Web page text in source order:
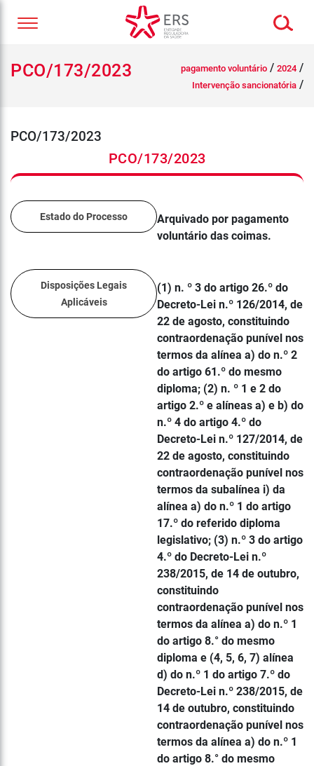
PCO/173/2023 pagamento voluntário / 2024 /
Intervenção sancionatória /
PCO/173/2023
PCO/173/2023
Estado do Processo
Arquivado por pagamento
voluntário das coimas.
Disposições Legais
Aplicáveis
(1) n. º 3 do artigo 26.º do
Decreto-Lei n.º 126/2014, de
22 de agosto, constituindo
contraordenação punível nos
termos da alínea a) do n.º 2
do artigo 61.º do mesmo
diploma; (2) n. º 1 e 2 do
artigo 2.º e alíneas a) e b) do
n.º 4 do artigo 4.º do
Decreto-Lei n.º 127/2014, de
22 de agosto, constituindo
contraordenação punível nos
termos da subalínea i) da
alínea a) do n.º 1 do artigo
17.º do referido diploma
legislativo; (3) n.º 3 do artigo
4.º do Decreto-Lei n.º
238/2015, de 14 de outubro,
constituindo
contraordenação punível nos
termos da alínea a) do n.º 1
do artigo 8.° do mesmo
diploma e (4, 5, 6, 7) alínea
d) do n.º 1 do artigo 7.º do
Decreto-Lei n.º 238/2015, de
14 de outubro, constituindo
contraordenação punível nos
termos da alínea a) do n.º 1
do artigo 8.° do mesmo